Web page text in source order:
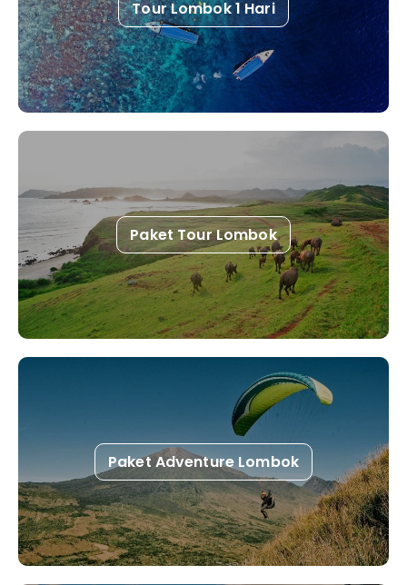
Tour Lombok 1 Hari
Paket Tour Lombok
Paket Adventure Lombok